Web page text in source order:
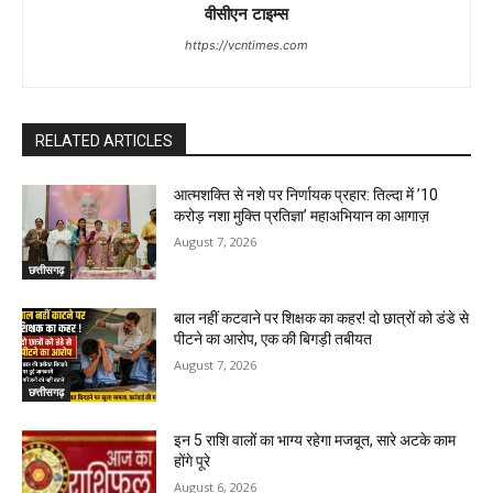
वीसीएन टाइम्स
https://vcntimes.com
RELATED ARTICLES
छत्तीसगढ़
आत्मशक्ति से नशे पर निर्णायक प्रहार: तिल्दा में ’10
करोड़ नशा मुक्ति प्रतिज्ञा’ महाअभियान का आगाज़
August 7, 2026
छत्तीसगढ़
बाल नहीं कटवाने पर शिक्षक का कहर! दो छात्रों को डंडे से
पीटने का आरोप, एक की बिगड़ी तबीयत
August 7, 2026
इन 5 राशि वालों का भाग्य रहेगा मजबूत, सारे अटके काम
होंगे पूरे
August 6, 2026